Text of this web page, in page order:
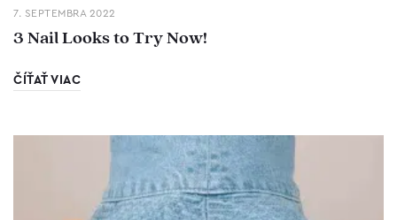
7. SEPTEMBRA 2022
3 Nail Looks to Try Now!
ČÍŤAŤ VIAC